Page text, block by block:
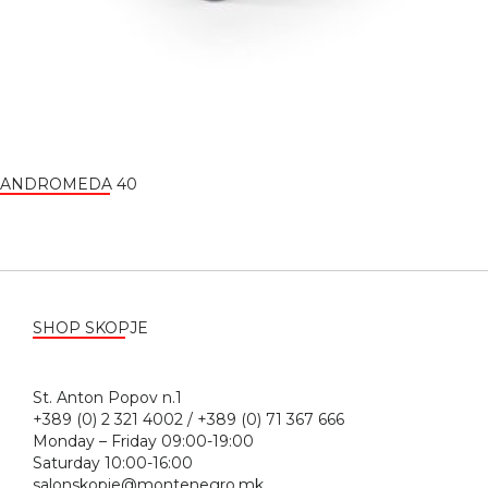
ANDROMEDA 40
SHOP SKOPJE
St. Anton Popov n.1
+389 (0) 2 321 4002 / +389 (0) 71 367 666
Monday – Friday 09:00-19:00
Saturday 10:00-16:00